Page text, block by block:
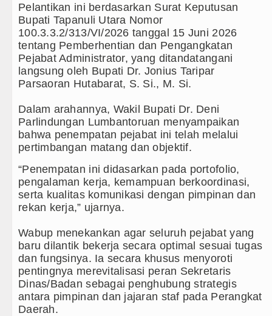
Era Baru Pengobatan Pasien Kanker Paru di
Rico Waas Nonaktifkan Lurah AUR, Tegaskan
Sebut LSL Pengidap HIV/AIDS di Jawa Barat
Chelsea Tumbang Ditekuk Juventus pada Laga
AC Milan Hanya Bermain Imbang dengan Inter
Bayern Munich vs Aston Villa Laga
Komisi D DPRDSU Ikut Gubsu Bobby Nasution
LGB Minus T dan Q Sebagai Orientasi Seksual
Danrem 011 Lilawangsa Brigjen TNI Ali Imran
Aceh
‎Pelantikan ini berdasarkan Surat Keputusan
Bupati Tapanuli Utara Nomor
100.3.3.2/313/VI/2026 tanggal 15 Juni 2026
tentang Pemberhentian dan Pengangkatan
Pejabat Administrator, yang ditandatangani
langsung oleh Bupati Dr. Jonius Taripar
Parsaoran Hutabarat, S. Si., M. Si.
‎Dalam arahannya, Wakil Bupati Dr. Deni
Parlindungan Lumbantoruan menyampaikan
bahwa penempatan pejabat ini telah melalui
pertimbangan matang dan objektif.
“Penempatan ini didasarkan pada portofolio,
pengalaman kerja, kemampuan berkoordinasi,
serta kualitas komunikasi dengan pimpinan dan
rekan kerja,” ujarnya.
‎Wabup menekankan agar seluruh pejabat yang
baru dilantik bekerja secara optimal sesuai tugas
dan fungsinya. Ia secara khusus menyoroti
pentingnya merevitalisasi peran Sekretaris
Dinas/Badan sebagai penghubung strategis
antara pimpinan dan jajaran staf pada Perangkat
Daerah.